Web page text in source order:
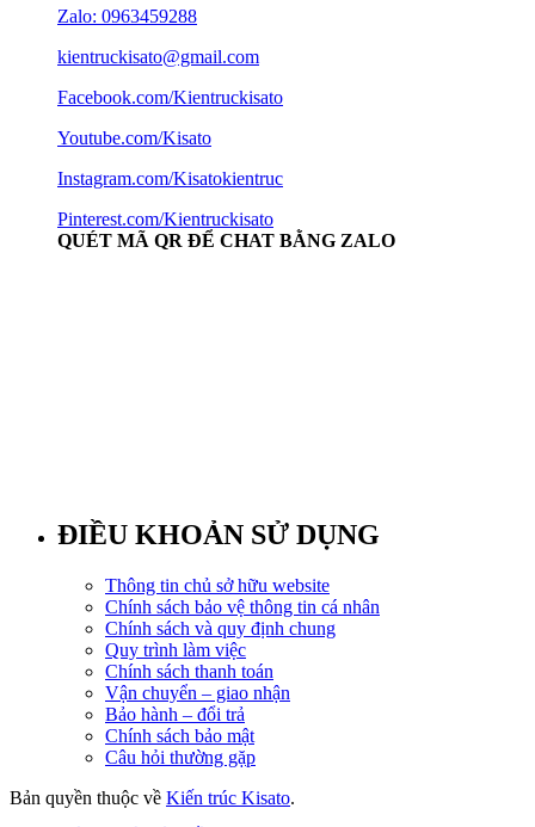
Zalo: 0963459288
kientruckisato@gmail.com
Facebook.com/Kientruckisato
Youtube.com/Kisato
Instagram.com/Kisatokientruc
Pinterest.com/Kientruckisato
QUÉT MÃ QR ĐỂ CHAT BẰNG ZALO
ĐIỀU KHOẢN SỬ DỤNG
Thông tin chủ sở hữu website
Chính sách bảo vệ thông tin cá nhân
Chính sách và quy định chung
Quy trình làm việc
Chính sách thanh toán
Vận chuyển – giao nhận
Bảo hành – đổi trả
Chính sách bảo mật
Câu hỏi thường gặp
Bản quyền thuộc về Kiến trúc Kisato.